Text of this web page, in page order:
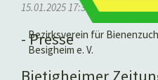
Bezirksverein für
Besigheim e. V.
15.01.2025 17:37 von Bernd
- Presse
Bietigheimer